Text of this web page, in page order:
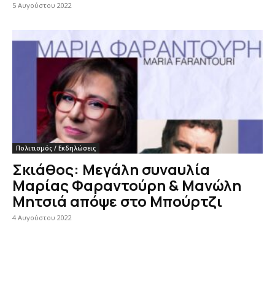
5 Αυγούστου 2022
Πολιτισμός / Εκδηλώσεις
Σκιάθος: Μεγάλη συναυλία
Μαρίας Φαραντούρη & Μανώλη
Μητσιά απόψε στο Μπούρτζι
4 Αυγούστου 2022